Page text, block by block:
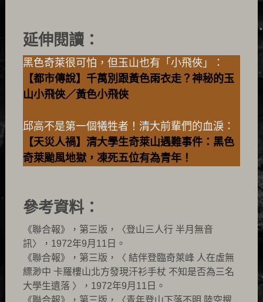
延伸閱讀：
黑色奇萊很可怕，但玉山也有「小飛俠」：
【都市傳說】千萬別跟黃色雨衣走？神秘的玉
山小飛俠／黃色小飛俠
邱高不是第一個犧牲者！清大前輩們的血淚：
【天災人禍】清大學生奇萊山遇難事件：黑色
奇萊颱風地獄，凍死五位有為青年！
參考資料：
《聯合報》，第三版，〈登山三人行 半月無音
訊〉，1972年9月11日。
《聯合報》，第三版，〈 結伴登臨奇萊峰 人在虛無
縹渺中 卡羅樓山北方發現汗衫手杖 不知是否為三名
大學生遺落 〉，1972年9月11日。